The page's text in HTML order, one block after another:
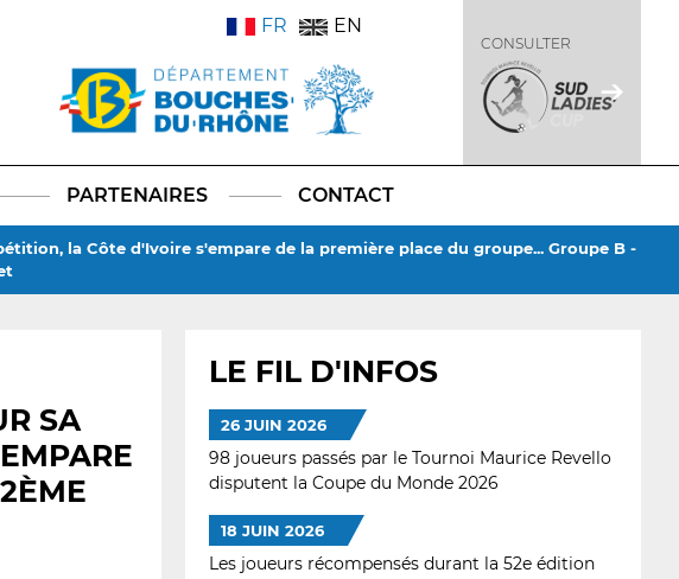
FR EN
CONSULTER
PARTENAIRES CONTACT
la Côte d'Ivoire s'empare de la première place du groupe... Groupe B -
SA
LE FIL D'INFOS
26 JUIN 2026
98 joueurs passés par le Tournoi Maurice Revello
disputent la Coupe du Monde 2026
18 JUIN 2026
Les joueurs récompensés durant la 52e édition